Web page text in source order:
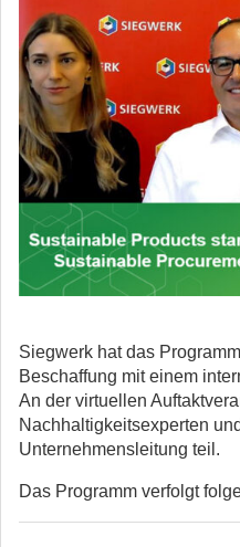
Siegwerk hat das
Beschaffung mit einem
An der virtuellen
Nachhaltigkeitsexperten
Unternehmensleitung teil.
Das Programm verfolgt